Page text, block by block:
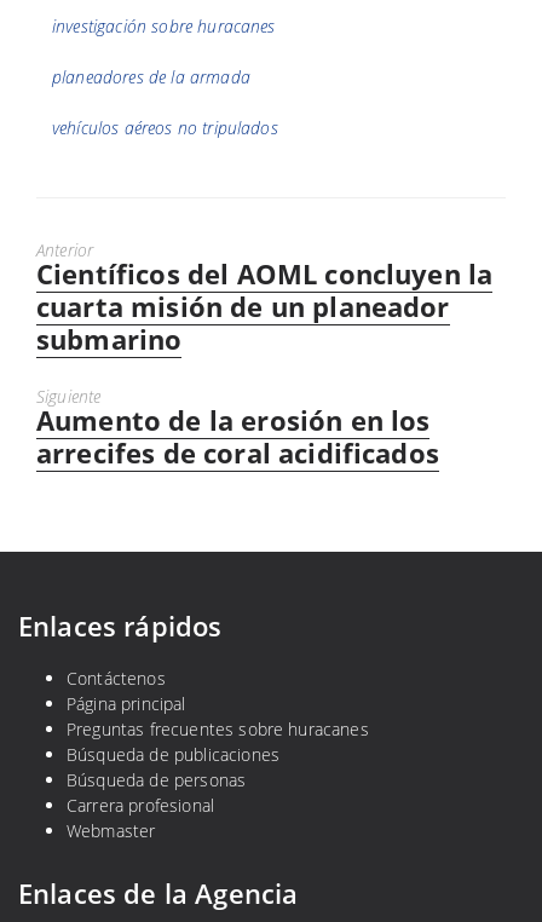
investigación sobre huracanes
planeadores de la armada
vehículos aéreos no tripulados
Anterior
Puesto
anterior:
Científicos del AOML concluyen la
cuarta misión de un planeador
submarino
Siguiente
Próximo
mensaje:
Aumento de la erosión en los
arrecifes de coral acidificados
Enlaces rápidos
Contáctenos
Página principal
Preguntas frecuentes sobre huracanes
Búsqueda de publicaciones
Búsqueda de personas
Carrera profesional
Webmaster
Enlaces de la Agencia